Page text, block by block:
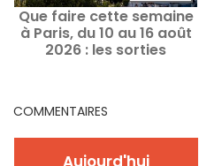
Que faire cette semaine
à Paris, du 10 au 16 août
2026 : les sorties
COMMENTAIRES